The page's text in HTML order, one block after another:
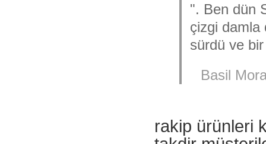
". Ben dün
çizgi damla
sürdü ve bir
Basil
rakip ürünleri